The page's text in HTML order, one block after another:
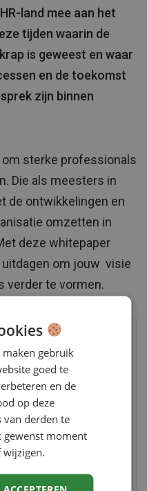
land mee aan het
tijden waarin de
is geweest en waar
en de toekomst
zijn binnen
om sterke professionals
Die als meesters in
de ontwikkelingen en
omzetten in
deze whitepaper
om jouw visie
verder te vormen.
bij onze partner
over thema’s als:
gebruik
goed te
en de
op deze
van derden te
gewenst moment